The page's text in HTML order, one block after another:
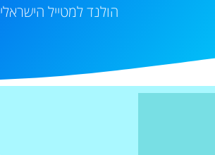
הולנד למטייל הישראלי